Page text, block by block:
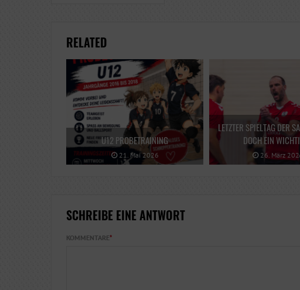
RELATED
U12 PROBETRAINING
21. Mai 2026
LETZTER SPIELTAG DER
DOCH EIN
26. März
SCHREIBE EINE ANTWORT
KOMMENTARE*